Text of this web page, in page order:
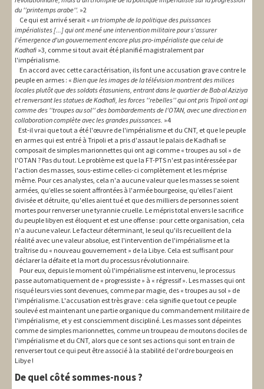
du ''printemps arabe''. »2
Ce qui est arrivé serait « un triomphe de la politique des puissances
impérialistes [...] qui ont mené une intervention militaire pour s'assurer
l'émergence d'un gouvernement encore plus pro-impérialiste que celui de
Kadhafi »3, comme si tout avait été planifié magistralement par
l'impérialisme.
En accord avec cette caractérisation, ils font une accusation grave contre le
peuple en armes : « Bien que les images de la télévision montrent des milices
locales plutôt que des soldats étasuniens, entrant dans le quartier de Bab al Aziziya
et renversant les statues de Kadhafi, les forces ''rebelles'' qui ont pris Tripoli ont agi
comme des ''troupes au sol'' des bombardements de l'OTAN, avec une direction en
collaboration complète avec les grandes puissances. »4
Est-il vrai que tout a été l'œuvre de l'impérialisme et du CNT, et que le peuple
en armes qui est entré à Tripoli et a pris d'assaut le palais de Kadhafi se
composait de simples marionnettes qui ont agi comme « troupes au sol » de
l'OTAN ? Pas du tout. Le problème est que la FT-PTS n'est pas intéressée par
l'action des masses, sous-estime celles-ci complètement et les méprise
même. Pour ces analystes, cela n'a aucune valeur que les masses se soient
armées, qu’elles se soient affrontées à l'armée bourgeoise, qu’elles l'aient
divisée et détruite, qu'elles aient tué et que des milliers de personnes soient
mortes pour renverser une tyrannie cruelle. Le mépris total envers le sacrifice
du peuple libyen est éloquent et est une offense : pour cette organisation, cela
n'a aucune valeur. Le facteur déterminant, le seul qu'ils recueillent de la
réalité avec une valeur absolue, est l'intervention de l'impérialisme et la
traîtrise du « nouveau gouvernement » de la Libye. Cela est suffisant pour
déclarer la défaite et la mort du processus révolutionnaire.
Pour eux, depuis le moment où l'impérialisme est intervenu, le processus
passe automatiquement de « progressiste » à « régressif ». Les masses qui ont
risqué leurs vies sont devenues, comme par magie, des « troupes au sol » de
l'impérialisme. L'accusation est très grave : cela signifie que tout ce peuple
soulevé est maintenant une partie organique du commandement militaire de
l'impérialisme, et y est consciemment discipliné. Les masses sont dépeintes
comme de simples marionnettes, comme un troupeau de moutons dociles de
l'impérialisme et du CNT, alors que ce sont ses actions qui sont en train de
renverser tout ce qui peut être associé à la stabilité de l'ordre bourgeois en
Libye !
De quel côté sommes-nous ?